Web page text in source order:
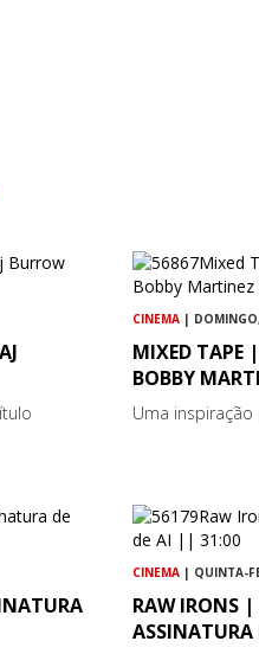
CINEMA |
MIXED TAPE
BOBBY
Uma
CINEMA | QUINTA-
RAW IRONS |